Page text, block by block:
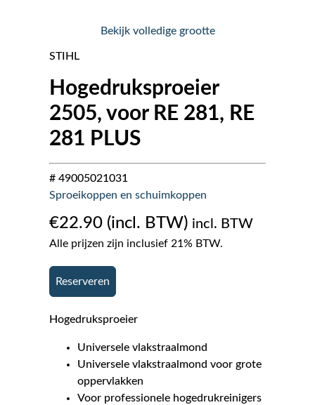
Bekijk volledige grootte
STIHL
Hogedruksproeier
2505, voor RE 281, RE
281 PLUS
# 49005021031
Sproeikoppen en schuimkoppen
€22.90 incl. BTW
Alle prijzen zijn inclusief 21% BTW.
Reserveren
Hogedruksproeier
Universele vlakstraalmond
Universele vlakstraalmond voor grote
oppervlakken
Voor professionele hogedrukreinigers